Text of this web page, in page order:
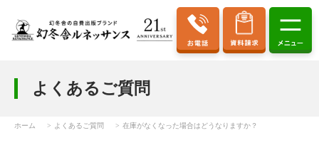
よくあるご質問
ホーム よくあるご質問 在庫がなくなった場合はどうなりますか？